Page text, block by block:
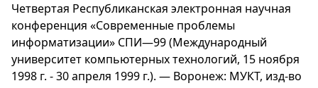
Четвертая Республиканская электронная научная
конференция «Современные проблемы
информатизации» СПИ—99 (Международный
университет компьютерных технологий, 15 ноября
1998 г. - 30 апреля 1999 г.). — Воронеж: МУКТ, изд-во